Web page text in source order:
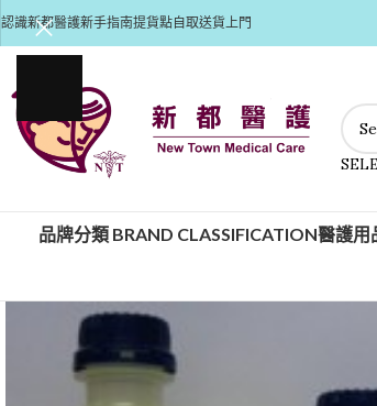
認識新都醫護新手指南提貨點自取送貨上門
品牌分類 BRAND CLASSIFICATION醫護用